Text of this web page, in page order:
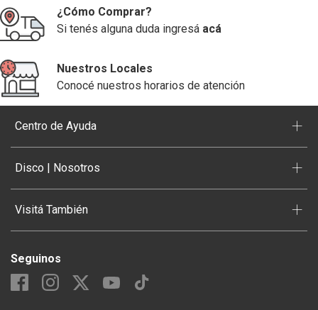
¿Cómo Comprar?
Si tenés alguna duda ingresá acá
Nuestros Locales
Conocé nuestros horarios de atención
Centro de Ayuda +
Disco | Nosotros +
Visitá También +
Seguinos